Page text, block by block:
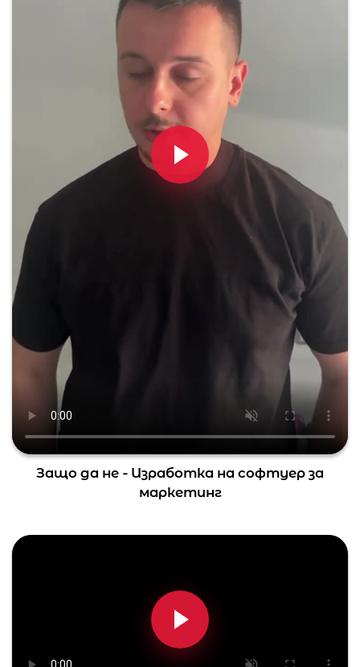
Защо да не - Изработка на софтуер за
маркетинг